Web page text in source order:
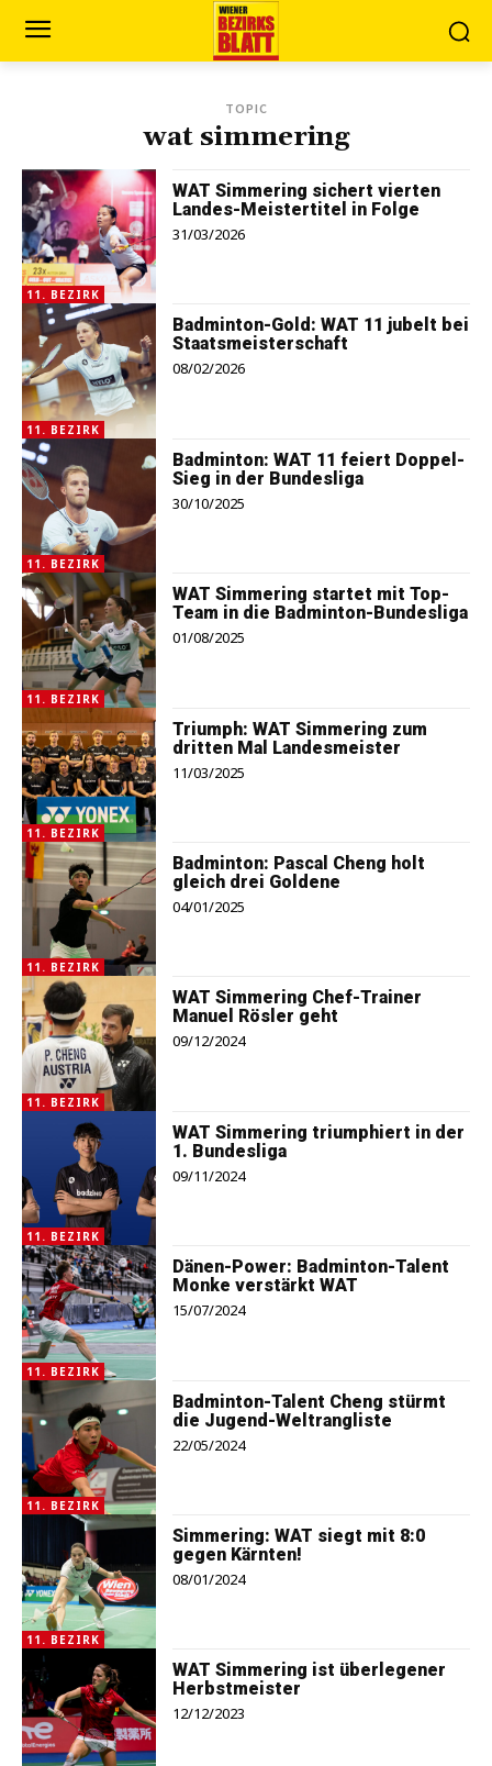
TOPIC
wat simmering
11. BEZIRK
WAT Simmering sichert vierten
Landes-Meistertitel in Folge
31/03/2026
11. BEZIRK
Badminton-Gold: WAT 11 jubelt bei
Staatsmeisterschaft
08/02/2026
11. BEZIRK
Badminton: WAT 11 feiert Doppel-
Sieg in der Bundesliga
30/10/2025
11. BEZIRK
WAT Simmering startet mit Top-
Team in die Badminton-Bundesliga
01/08/2025
11. BEZIRK
Triumph: WAT Simmering zum
dritten Mal Landesmeister
11/03/2025
11. BEZIRK
Badminton: Pascal Cheng holt
gleich drei Goldene
04/01/2025
11. BEZIRK
WAT Simmering Chef-Trainer
Manuel Rösler geht
09/12/2024
11. BEZIRK
WAT Simmering triumphiert in der
1. Bundesliga
09/11/2024
11. BEZIRK
Dänen-Power: Badminton-Talent
Monke verstärkt WAT
15/07/2024
11. BEZIRK
Badminton-Talent Cheng stürmt
die Jugend-Weltrangliste
22/05/2024
11. BEZIRK
Simmering: WAT siegt mit 8:0
gegen Kärnten!
08/01/2024
WAT Simmering ist überlegener
Herbstmeister
12/12/2023